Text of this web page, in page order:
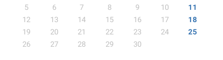
5
6 7 8 9 10
11
12
13 14 15 16 17
18
19
20 21 22 23 24
25
26
27 28 29 30